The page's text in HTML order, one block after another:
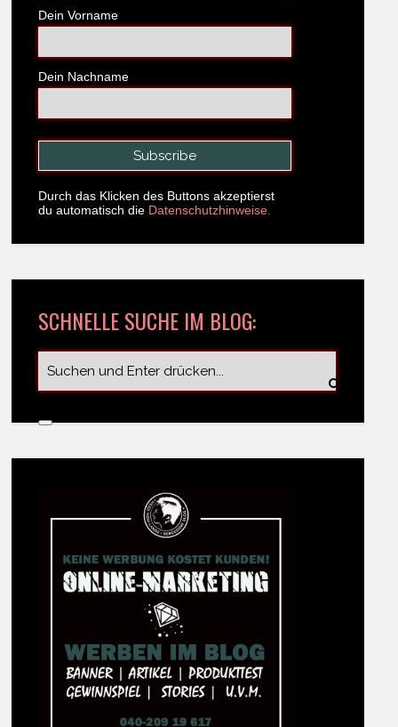
Dein Vorname
Dein Nachname
Durch das Klicken des Buttons akzeptierst
du automatisch die Datenschutzhinweise.
SCHNELLE SUCHE IM BLOG: